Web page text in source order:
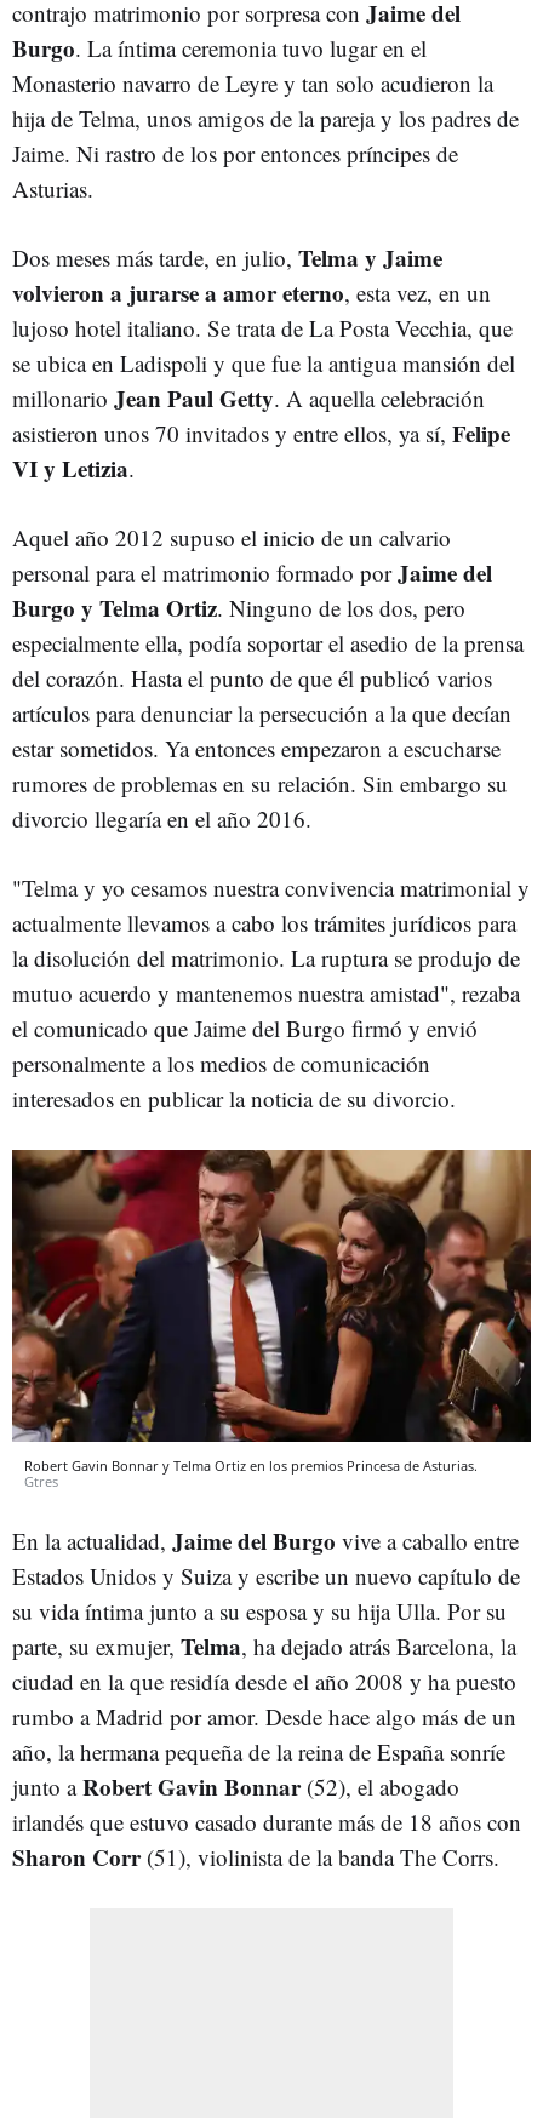
contrajo matrimonio por sorpresa con Jaime del
Burgo. La íntima ceremonia tuvo lugar en el
Monasterio navarro de Leyre y tan solo acudieron la
hija de Telma, unos amigos de la pareja y los padres de
Jaime. Ni rastro de los por entonces príncipes de
Asturias.
Dos meses más tarde, en julio, Telma y Jaime
volvieron a jurarse a amor eterno, esta vez, en un
lujoso hotel italiano. Se trata de La Posta Vecchia, que
se ubica en Ladispoli y que fue la antigua mansión del
millonario Jean Paul Getty. A aquella celebración
asistieron unos 70 invitados y entre ellos, ya sí, Felipe
VI y Letizia.
Aquel año 2012 supuso el inicio de un calvario
personal para el matrimonio formado porJaime del
Burgo y Telma Ortiz. Ninguno de los dos, pero
especialmente ella, podía soportar el asedio de la prensa
del corazón. Hasta el punto de que él publicó varios
artículos para denunciar la persecución a la que decían
estar sometidos. Ya entonces empezaron a escucharse
rumores de problemas en su relación. Sin embargo su
divorcio llegaría en el año 2016.
"Telma y yo cesamos nuestra convivencia matrimonial y
actualmente llevamos a cabo los trámites jurídicos para
la disolución del matrimonio. La ruptura se produjo de
mutuo acuerdo y mantenemos nuestra amistad", rezaba
el comunicado que Jaime del Burgo firmó y envió
personalmente a los medios de comunicación
interesados en publicar la noticia de su divorcio.
Robert Gavin Bonnar y Telma Ortiz en los premios Princesa de Asturias.
Gtres
En la actualidad, Jaime del Burgo vive a caballo entre
Estados Unidos y Suiza y escribe un nuevo capítulo de
su vida íntima junto a su esposa y su hija Ulla. Por su
parte, su exmujer, Telma, ha dejado atrás Barcelona, la
ciudad en la que residía desde el año 2008 y ha puesto
rumbo a Madrid por amor. Desde hace algo más de un
año, la hermana pequeña de la reina de España sonríe
junto aRobert Gavin Bonnar (52), el abogado
irlandés que estuvo casado durante más de 18 años con
Sharon Corr(51), violinista de la banda The Corrs.